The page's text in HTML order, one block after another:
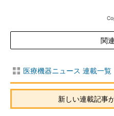
関
医療機器ニュース 連載一覧
新しい連載記事